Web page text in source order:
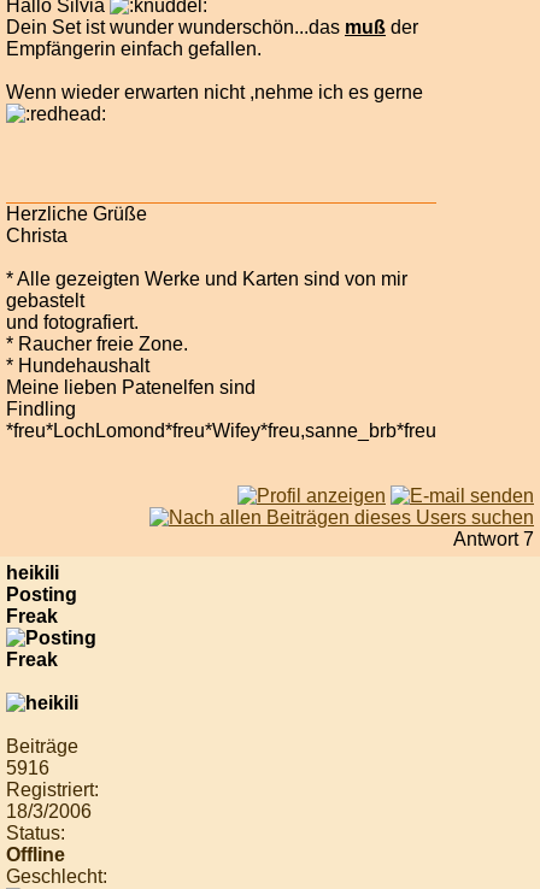
Hallo Silvia
Dein Set ist wunder wunderschön...das muß der
Empfängerin einfach gefallen.
Wenn wieder erwarten nicht ,nehme ich es gerne
Herzliche Grüße
Christa
* Alle gezeigten Werke und Karten sind von mir
gebastelt
und fotografiert.
* Raucher freie Zone.
* Hundehaushalt
Meine lieben Patenelfen sind
Findling
*freu*LochLomond*freu*Wifey*freu,sanne_brb*freu
Antwort 7
heikili
Posting
Freak
Beiträge
5916
Registriert:
18/3/2006
Status:
Offline
Geschlecht: